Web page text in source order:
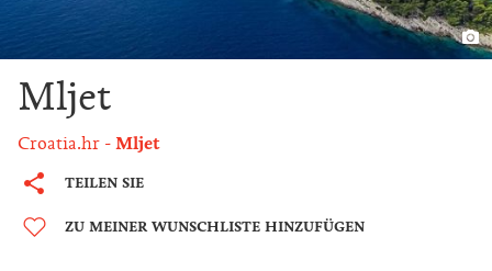
Mljet
Croatia.hr Mljet
TEILEN SIE
ZU MEINER WUNSCHLISTE HINZUFÜGEN